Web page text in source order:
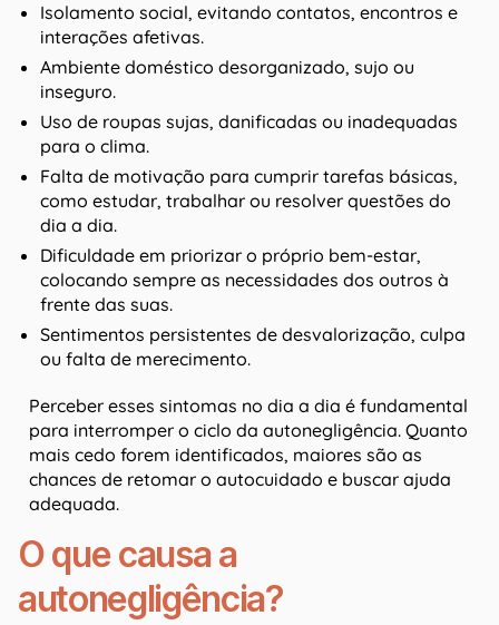
Isolamento social, evitando contatos, encontros e
interações afetivas.
Ambiente doméstico desorganizado, sujo ou
inseguro.
Uso de roupas sujas, danificadas ou inadequadas
para o clima.
Falta de motivação para cumprir tarefas básicas,
como estudar, trabalhar ou resolver questões do
dia a dia.
Dificuldade em priorizar o próprio bem-estar,
colocando sempre as necessidades dos outros à
frente das suas.
Sentimentos persistentes de desvalorização, culpa
ou falta de merecimento.
Perceber esses sintomas no dia a dia é fundamental
para interromper o ciclo da autonegligência. Quanto
mais cedo forem identificados, maiores são as
chances de retomar o autocuidado e buscar ajuda
adequada.
O que causa a
autonegligência?